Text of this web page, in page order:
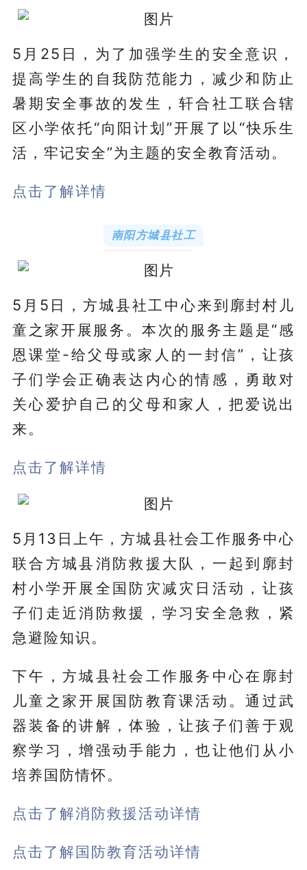
5月25日，为了加强学生的安全意识，
提高学生的自我防范能力，减少和防止
暑期安全事故的发生，轩合社工联合辖
区小学依托“向阳计划”开展了以“快乐生
活，牢记安全”为主题的安全教育活动。
点击了解详情
南阳方城县社工
5月5日，方城县社工中心来到廓封村儿
童之家开展服务。本次的服务主题是“感
恩课堂-给父母或家人的一封信”，让孩
子们学会正确表达内心的情感，勇敢对
关心爱护自己的父母和家人，把爱说出
来。
点击了解详情
5月13日上午，方城县社会工作服务中心
联合方城县消防救援大队，一起到廓封
村小学开展全国防灾减灾日活动，让孩
子们走近消防救援，学习安全急救，紧
急避险知识。
下午，方城县社会工作服务中心在廓封
儿童之家开展国防教育课活动。通过武
器装备的讲解，体验，让孩子们善于观
察学习，增强动手能力，也让他们从小
培养国防情怀。
点击了解消防救援活动详情
点击了解国防教育活动详情